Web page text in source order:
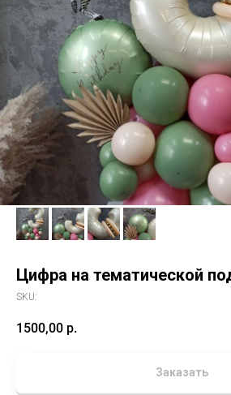
Цифра на тематической
SKU:
1500,00 р.
Заказать